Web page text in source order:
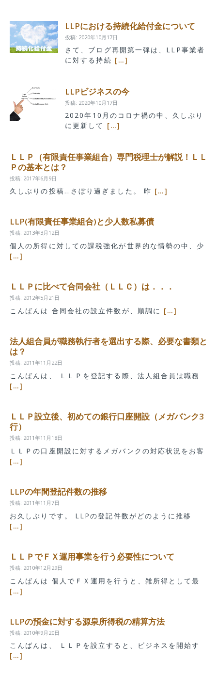
LLPにおける持続化給付金について
投稿: 2020年10月17日
さて、ブログ再開第一弾は、LLP事業者
に対する持続 […]
LLPビジネスの今
投稿: 2020年10月17日
2020年10月のコロナ禍の中、久しぶり
に更新して […]
ＬＬＰ（有限責任事業組合）専門税理士が解説！ＬＬ
Ｐの基本とは？
投稿: 2017年6月9日
久しぶりの投稿…さぼり過ぎました。 昨 […]
LLP(有限責任事業組合)と少人数私募債
投稿: 2013年3月12日
個人の所得に対しての課税強化が世界的な情勢の中、少
[…]
ＬＬＰに比べて合同会社（ＬＬＣ）は．．．
投稿: 2012年5月21日
こんばんは 合同会社の設立件数が、順調に […]
法人組合員が職務執行者を選出する際、必要な書類と
は？
投稿: 2011年11月22日
こんばんは、 ＬＬＰを登記する際、法人組合員は職務
[…]
ＬＬＰ設立後、初めての銀行口座開設（メガバンク3
行）
投稿: 2011年11月18日
ＬＬＰの口座開設に対するメガバンクの対応状況をお客
[…]
LLPの年間登記件数の推移
投稿: 2011年11月7日
お久しぶりです。 LLPの登記件数がどのように推移
[…]
ＬＬＰでＦＸ運用事業を行う必要性について
投稿: 2010年12月29日
こんばんは 個人でＦＸ運用を行うと、雑所得として最
[…]
LLPの預金に対する源泉所得税の精算方法
投稿: 2010年9月20日
こんばんは、 ＬＬＰを設立すると、ビジネスを開始す
[…]